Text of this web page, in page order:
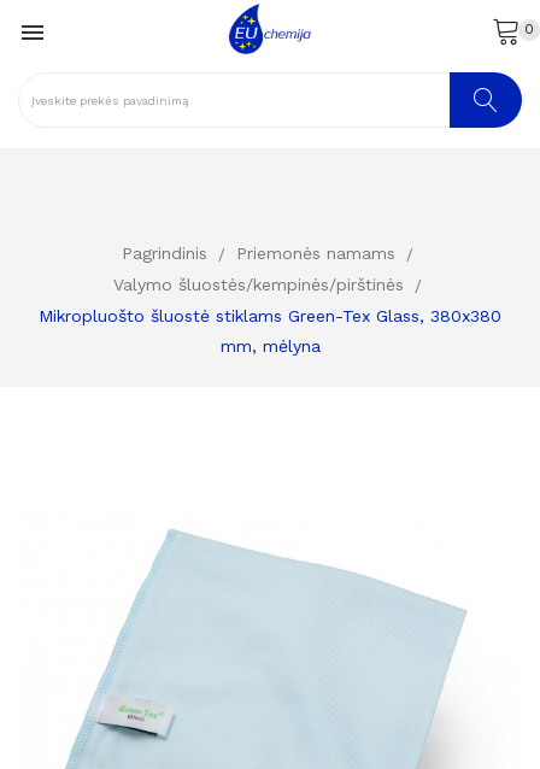
 0
Pagrindinis
Priemonės namams
Valymo šluostės/kempinės/pirštinės
Mikropluošto šluostė stiklams Green-Tex Glass, 380x380
mm, mėlyna